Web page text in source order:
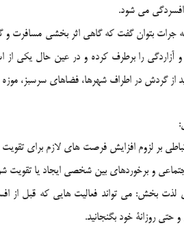
مي شود.
جرات بتوان گفت كه گاهي اثر بخشي مسافرت
آزاردگي را برطرف كرده و در عين حال يكي از
از گردش در اطراف شهرها، فضاهاي سرسبز،
بر لزوم افزايش فرصت هاي لازم براي
و برخوردهاي بين شخصي ايجاد يا تقويت
لذت بخش: مي تواند فعاليت هايي كه قبل از
حتي روزانة خود بگنجانيد.